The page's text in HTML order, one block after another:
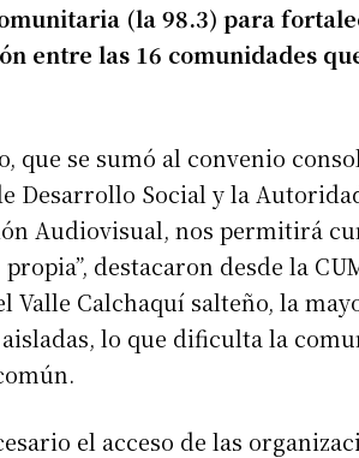
(la 98.3) para
entre las 16 comunidades
que se sumó al convenio
Desarrollo Social y la
Audiovisual, nos permitirá
destacaron desde la
Valle Calchaquí salteño, la
lo que dificulta la
el acceso de las